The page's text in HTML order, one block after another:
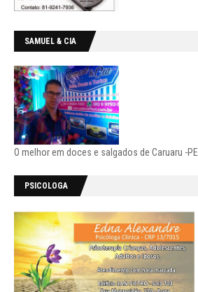
SAMUEL & CIA
O melhor em doces e salgados de Caruaru -PE
PSICOLOGA